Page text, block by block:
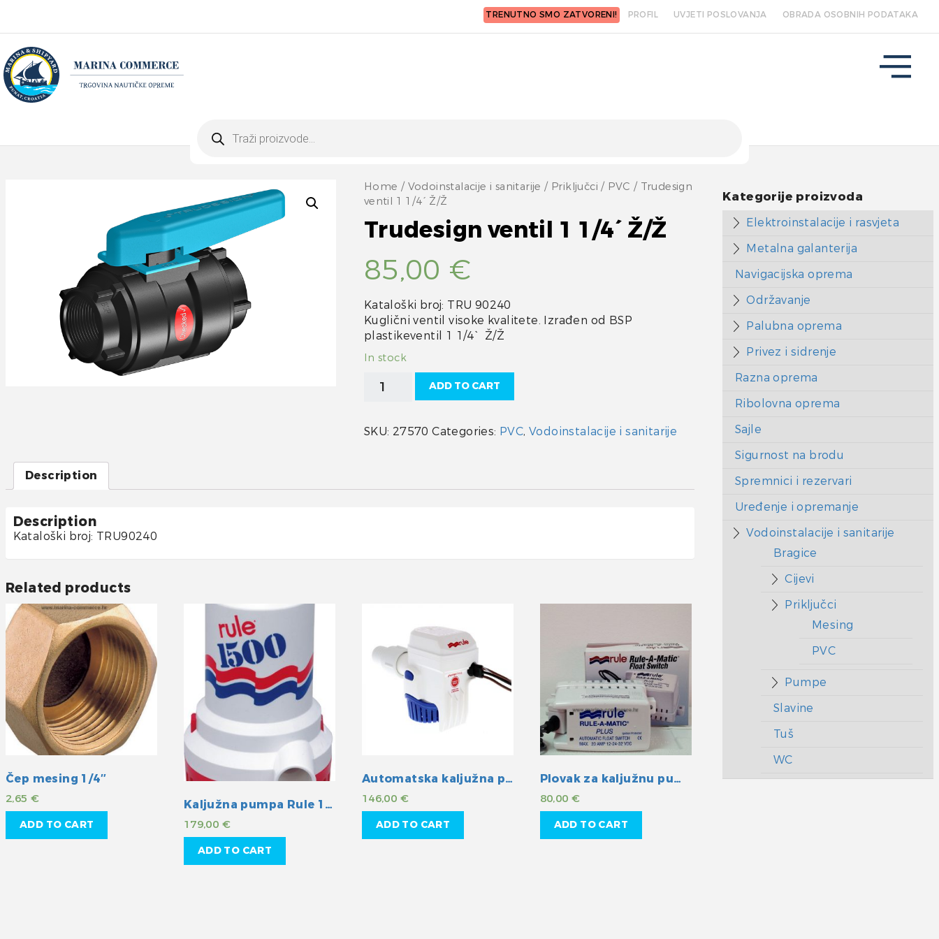
TRENUTNO SMO ZATVORENI! PROFIL UVJETI POSLOVANJA OBRADA OSOBNIH PODATAKA
search
Home / Vodoinstalacije i sanitarije / Priključci / PVC / Trudesign
ventil 1 1/4´ Ž/Ž
Trudesign ventil 1 1/4´ Ž/Ž
85,00 €
Kataloški broj: TRU 90240
Kuglični ventil visoke kvalitete. Izrađen od BSP
plastikeventil 1 1/4` Ž/Ž
In stock
Trudesign
ventil
1/4
´
quantity
ADD TO CART
SKU: 27570 Categories: PVC, Vodoinstalacije i sanitarije
Description
Description
Kataloški broj: TRU90240
Related products
Čep mesing 1/4″
2,65 €
ADD TO CART
Kaljužna pumpa Rule 1500GPH 24V
179,00 €
ADD TO CART
Automatska kaljužna pumpa 500GPH 12V
146,00 €
ADD TO CART
Plovak za kaljužnu pumpu Rule
80,00 €
ADD TO CART
Kategorije proizvoda
Elektroinstalacije i rasvjeta
Metalna galanterija
Navigacijska oprema
Održavanje
Palubna oprema
Privez i sidrenje
Razna oprema
Ribolovna oprema
Sajle
Sigurnost na brodu
Spremnici i rezervari
Uređenje i opremanje
Vodoinstalacije i sanitarije
Bragice
Cijevi
Priključci
Mesing
PVC
Pumpe
Slavine
Tuš
WC